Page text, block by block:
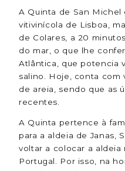
A Quinta de San Michel
vitivinícola de Lisboa,
de Colares, a 20
do mar, o que lhe
Atlântica, que potencia
salino. Hoje, conta com
de areia, sendo que as
recentes.
A Quinta pertence à
para a aldeia de Janas,
voltar a colocar a aldeia
Portugal. Por isso, na